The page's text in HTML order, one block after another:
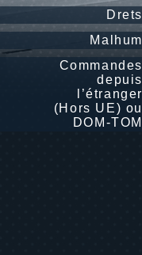
Drets
Malhum
Commandes
depuis
l’étranger
(Hors UE) ou
DOM-TOM